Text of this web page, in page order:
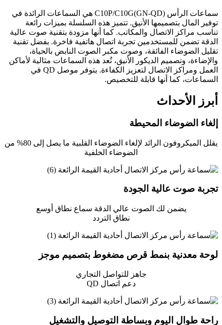
سماعات الرأس C10P/C10G(GN-QD) هي السماعات الرائدة في
توفير المال بتصميمها الأنيق. تتميز هذه السلسلة بميزات رائعة
تناسب مراكز الاتصال والمكاتب. كما أنها مزودة بتقنية صوت عالية
الدقة تضمن للمستخدمين تجربة اتصال هاتفية فاخرة. بفضل تقنية
تقليل الضوضاء الفائقة، وصوت مكبر الصوت النابض بالحياة،
والإضاءة، وتصميم الديكور الأنيق، تُعد هذه السماعات مثالية لأماكن
العمل ومراكز الاتصال لتعزيز الكفاءة. يتوفر موصل QD في
السماعات، كما أنها قابلة للتخصيص.
أبرز الأحداث
إلغاء الضوضاء المحيطة
يقلل الميكروفون الرائد لإلغاء الضوضاء القلبية ما يصل إلى 80% من
الضوضاء الخلفية
تجربة صوت عالية الجودة
يضمن لك الصوت عالي الدقة سماع نطاق أوسع
نطاق التردد
لوحة معدنية بنمط قرص مضغوط بتصميم موجز
جاهز للتواصل التجاري
دعم اتصال QD
راحة طوال اليوم وبساطة التوصيل والتشغيل